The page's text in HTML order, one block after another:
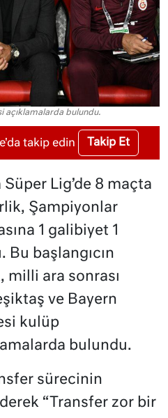
açıklamalarda bulundu.
takip edin Takip Et
Lig’de 8 maçta
Şampiyonlar
1 galibiyet 1
Bu başlangıcın
milli ara sonrası
ve Bayern
kulüp
bulundu.
sürecinin
“Transfer zor bir